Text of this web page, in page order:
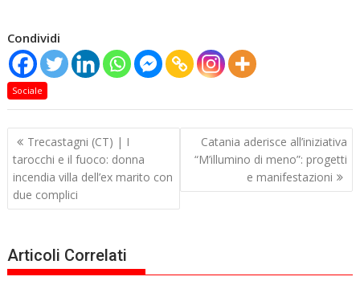
Condividi
Sociale
Navigazione
articoli
Trecastagni (CT) | I
tarocchi e il fuoco: donna
incendia villa dell’ex marito con
due complici
Catania aderisce all’iniziativa
“M’illumino di meno”: progetti
e manifestazioni
Articoli Correlati